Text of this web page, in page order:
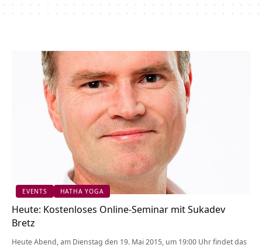
EVENTS HATHA YOGA
Heute: Kostenloses Online-Seminar mit Sukadev
Bretz
Heute Abend, am Dienstag den 19. Mai 2015, um 19:00 Uhr findet das